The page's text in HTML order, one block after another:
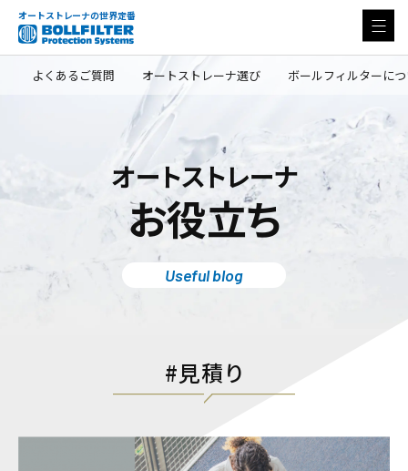
オートストレーナの世界定番
よくあるご質問 オートストレーナ選び ボールフィルターに
オートストレーナ
お役立ち
Useful blog
見積り